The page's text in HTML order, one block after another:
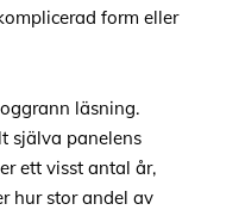
form eller
läsning.
själva panelens
ett visst antal år,
hur stor andel av